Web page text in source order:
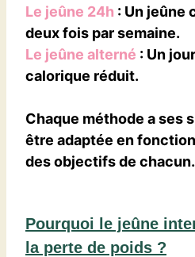
Le jeûne 24h : Un jeûne
deux fois par semaine.
Le jeûne alterné : Un
calorique réduit.
Chaque méthode a ses
être adaptée en
des objectifs de chacun.
Pourquoi le jeûne
la perte de poids ?